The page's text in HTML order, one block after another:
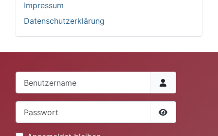
Impressum
Datenschutzerklärung
Passwort